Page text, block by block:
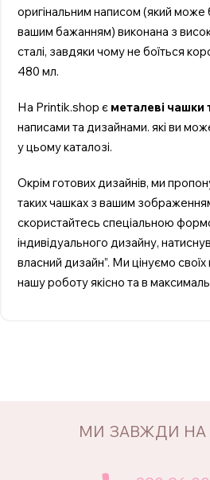
оригінальним написом (який може
вашим бажанням) виконана з
сталі, завдяки чому не боїться
480 мл.
На Printik.shop є металеві чашки
написами та дизайнами. які ви
у цьому каталозі.
Окрім готових дизайнів, ми
таких чашках з вашим
скористайтесь спеціальною
індивідуального дизайну,
власний дизайн”. Ми цінуємо своїх
нашу роботу якісно та в
МИ ЗАВЖДИ НА